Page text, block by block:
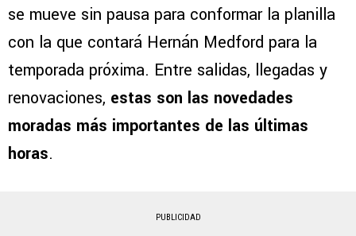
se mueve sin pausa para conformar la planilla
con la que contará Hernán Medford para la
temporada próxima. Entre salidas, llegadas y
renovaciones, estas son las novedades
moradas más importantes de las últimas
horas.
PUBLICIDAD